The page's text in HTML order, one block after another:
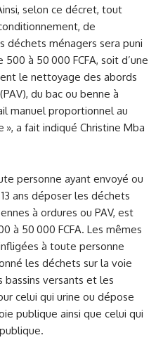
selon ce décret, tout
de
ménagers sera puni
à 50 000 FCFA, soit d’une
le nettoyage des abords
du bac ou benne à
manuel proportionnel au
a fait indiqué Christine Mba
personne ayant envoyé ou
ans déposer les déchets
à ordures ou PAV, est
à 50 000 FCFA. Les mêmes
à toute personne
les déchets sur la voie
bassins versants et les
celui qui urine ou dépose
publique ainsi que celui qui